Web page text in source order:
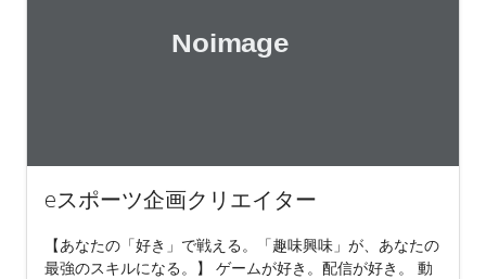
eスポーツ企画クリエイター
【あなたの「好き」で戦える。「趣味興味」が、あなたの
最強のスキルになる。】 ゲームが好き。配信が好き。 動